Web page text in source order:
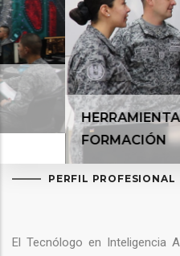
HERRAMIENTAS
FORMACIÓN
PERFIL PROFESIONAL
El Tecnólogo en Inteligencia